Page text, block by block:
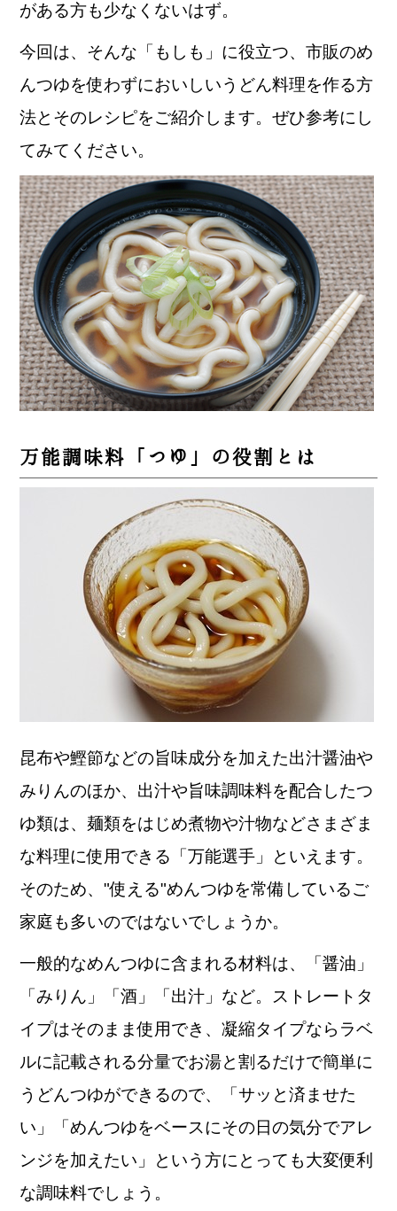
がある方も少なくないはず。
今回は、そんな「もしも」に役立つ、市販のめ
んつゆを使わずにおいしいうどん料理を作る方
法とそのレシピをご紹介します。ぜひ参考にし
てみてください。
万能調味料「つゆ」の役割とは
昆布や鰹節などの旨味成分を加えた出汁醤油や
みりんのほか、出汁や旨味調味料を配合したつ
ゆ類は、麺類をはじめ煮物や汁物などさまざま
な料理に使用できる「万能選手」といえます。
そのため、"使える"めんつゆを常備しているご
家庭も多いのではないでしょうか。
一般的なめんつゆに含まれる材料は、「醤油」
「みりん」「酒」「出汁」など。ストレートタ
イプはそのまま使用でき、凝縮タイプならラベ
ルに記載される分量でお湯と割るだけで簡単に
うどんつゆができるので、「サッと済ませた
い」「めんつゆをベースにその日の気分でアレ
ンジを加えたい」という方にとっても大変便利
な調味料でしょう。